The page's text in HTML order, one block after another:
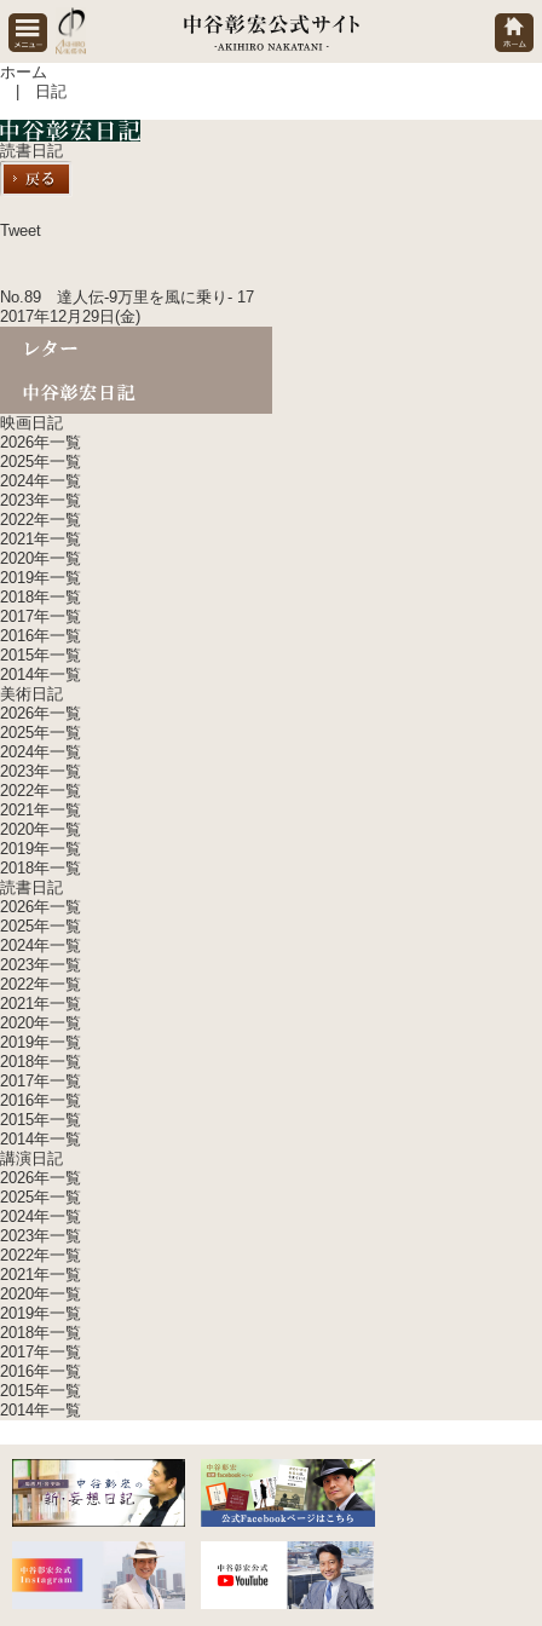
ホーム
| 日記
読書日記
Tweet
No.89 達人伝-9万里を風に乗り- 17
2017年12月29日(金)
映画日記
2026年一覧
2025年一覧
2024年一覧
2023年一覧
2022年一覧
2021年一覧
2020年一覧
2019年一覧
2018年一覧
2017年一覧
2016年一覧
2015年一覧
2014年一覧
美術日記
2026年一覧
2025年一覧
2024年一覧
2023年一覧
2022年一覧
2021年一覧
2020年一覧
2019年一覧
2018年一覧
読書日記
2026年一覧
2025年一覧
2024年一覧
2023年一覧
2022年一覧
2021年一覧
2020年一覧
2019年一覧
2018年一覧
2017年一覧
2016年一覧
2015年一覧
2014年一覧
講演日記
2026年一覧
2025年一覧
2024年一覧
2023年一覧
2022年一覧
2021年一覧
2020年一覧
2019年一覧
2018年一覧
2017年一覧
2016年一覧
2015年一覧
2014年一覧